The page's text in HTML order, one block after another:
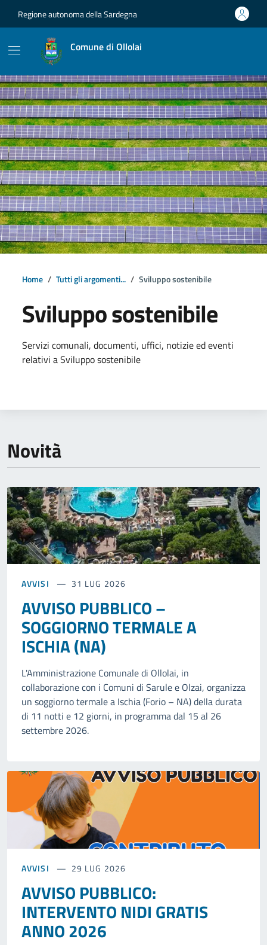
Regione autonoma della Sardegna
Comune di Ollolai
Home Tutti gli argomenti... Sviluppo sostenibile
Sviluppo sostenibile
Dettagli della notizia
Servizi comunali, documenti, uffici, notizie ed eventi
relativi a Sviluppo sostenibile
Novità
AVVISI 31 LUG 2026
AVVISO PUBBLICO –
SOGGIORNO TERMALE A
ISCHIA (NA)
L'Amministrazione Comunale di Ollolai, in
collaborazione con i Comuni di Sarule e Olzai, organizza
un soggiorno termale a Ischia (Forio – NA) della durata
di 11 notti e 12 giorni, in programma dal 15 al 26
settembre 2026.
AVVISI 29 LUG 2026
AVVISO PUBBLICO:
INTERVENTO NIDI GRATIS
ANNO 2026